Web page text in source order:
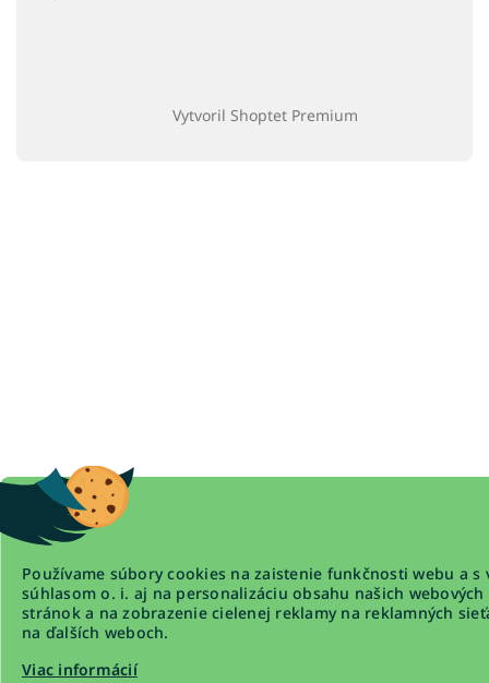
Používame súbory cookies na zaistenie funkčnosti webu a s
súhlasom o. i. aj na personalizáciu obsahu našich webových
stránok a na zobrazenie cielenej reklamy na reklamných
na ďalších weboch.
Viac informácií
Vytvoril Shoptet Premium